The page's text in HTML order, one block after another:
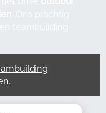
.